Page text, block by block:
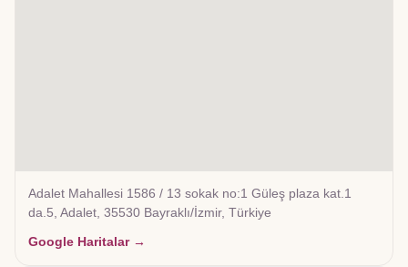
Adalet Mahallesi 1586 / 13 sokak no:1 Güleş plaza kat.1
da.5, Adalet, 35530 Bayraklı/İzmir, Türkiye
Google Haritalar →